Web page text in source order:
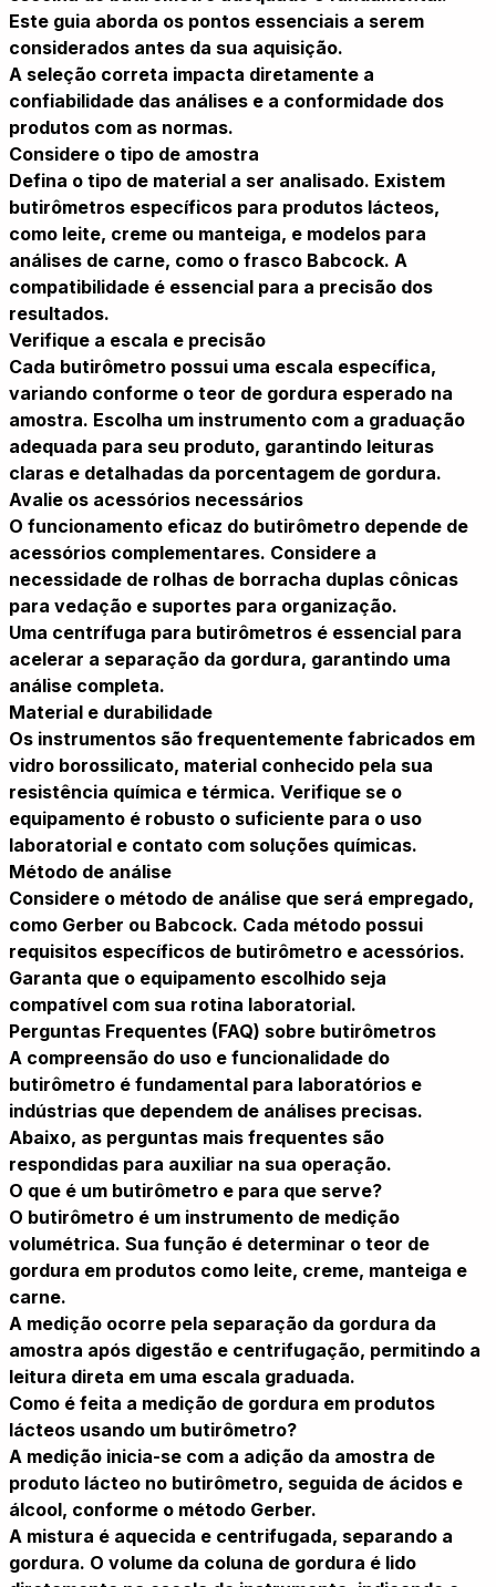
Este guia aborda os pontos essenciais a serem
considerados antes da sua aquisição.
A seleção correta impacta diretamente a
confiabilidade das análises e a conformidade dos
produtos com as normas.
Considere o tipo de amostra
Defina o tipo de material a ser analisado. Existem
butirômetros específicos para produtos lácteos,
como leite, creme ou manteiga, e modelos para
análises de carne, como o frasco Babcock. A
compatibilidade é essencial para a precisão dos
resultados.
Verifique a escala e precisão
Cada butirômetro possui uma escala específica,
variando conforme o teor de gordura esperado na
amostra. Escolha um instrumento com a graduação
adequada para seu produto, garantindo leituras
claras e detalhadas da porcentagem de gordura.
Avalie os acessórios necessários
O funcionamento eficaz do butirômetro depende de
acessórios complementares. Considere a
necessidade de rolhas de borracha duplas cônicas
para vedação e suportes para organização.
Uma centrífuga para butirômetros é essencial para
acelerar a separação da gordura, garantindo uma
análise completa.
Material e durabilidade
Os instrumentos são frequentemente fabricados em
vidro borossilicato, material conhecido pela sua
resistência química e térmica. Verifique se o
equipamento é robusto o suficiente para o uso
laboratorial e contato com soluções químicas.
Método de análise
Considere o método de análise que será empregado,
como Gerber ou Babcock. Cada método possui
requisitos específicos de butirômetro e acessórios.
Garanta que o equipamento escolhido seja
compatível com sua rotina laboratorial.
Perguntas Frequentes (FAQ) sobre butirômetros
A compreensão do uso e funcionalidade do
butirômetro é fundamental para laboratórios e
indústrias que dependem de análises precisas.
Abaixo, as perguntas mais frequentes são
respondidas para auxiliar na sua operação.
O que é um butirômetro e para que serve?
O butirômetro é um instrumento de medição
volumétrica. Sua função é determinar o teor de
gordura em produtos como leite, creme, manteiga e
carne.
A medição ocorre pela separação da gordura da
amostra após digestão e centrifugação, permitindo a
leitura direta em uma escala graduada.
Como é feita a medição de gordura em produtos
lácteos usando um butirômetro?
A medição inicia-se com a adição da amostra de
produto lácteo no butirômetro, seguida de ácidos e
álcool, conforme o método Gerber.
A mistura é aquecida e centrifugada, separando a
gordura. O volume da coluna de gordura é lido